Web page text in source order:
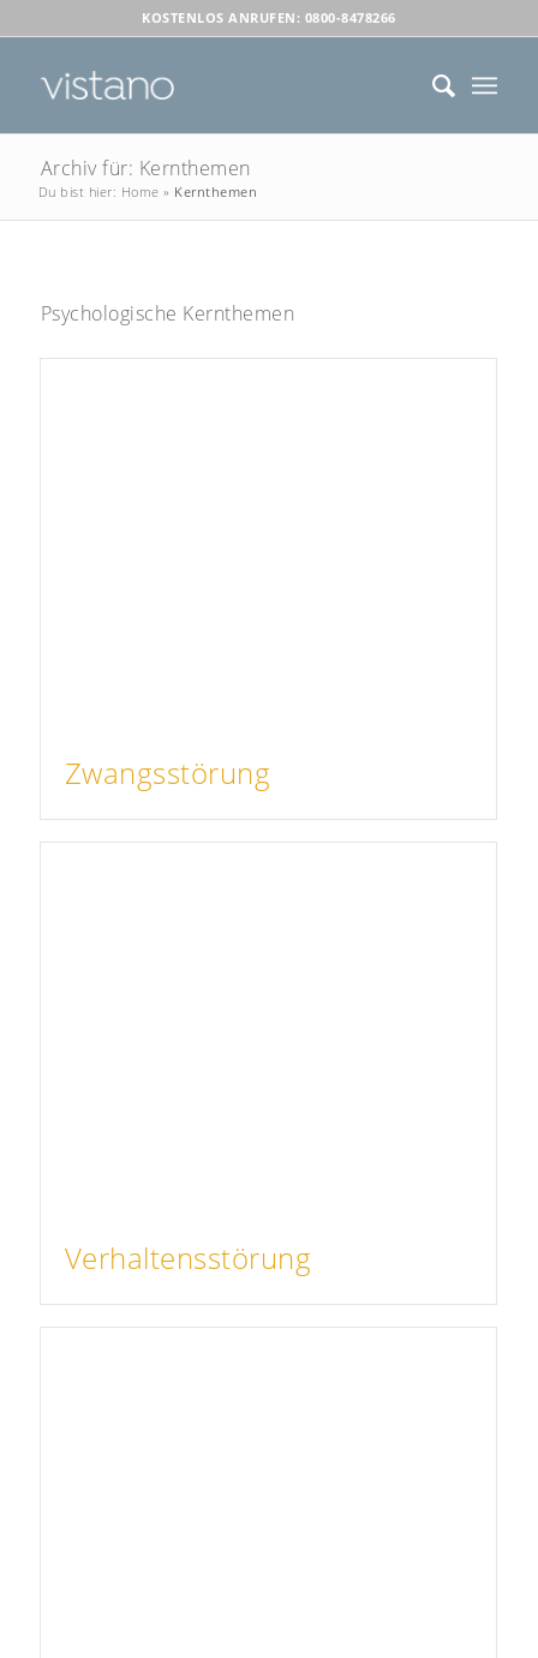
KOSTENLOS ANRUFEN: 0800-8478266
Archiv für: Kernthemen
Du bist hier: Home » Kernthemen
Psychologische Kernthemen
Zwangsstörung
Verhaltensstörung